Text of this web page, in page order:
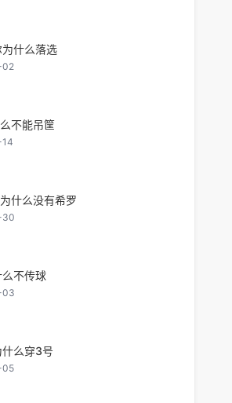
为什么落选
不能吊筐
什么没有希罗
30
不传球
03
么穿3号
05